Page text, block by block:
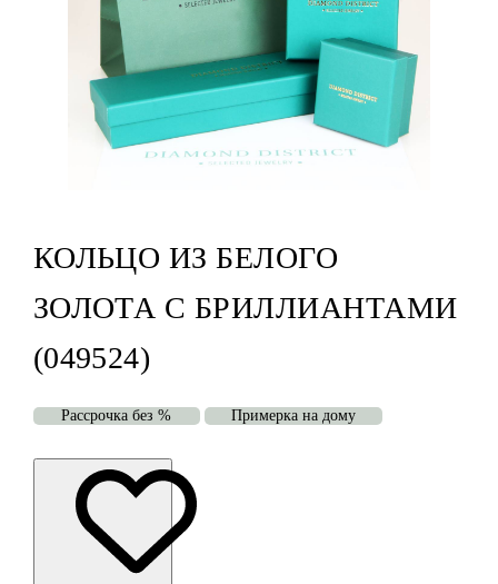
КОЛЬЦО ИЗ БЕЛОГО
ЗОЛОТА С БРИЛЛИАНТАМИ
(049524)
Рассрочка без % Примерка на дому